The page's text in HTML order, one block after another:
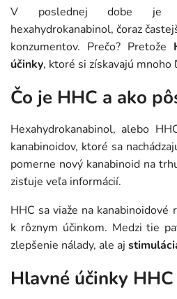
V poslednej dobe je
hexahydrokanabinol, čoraz
konzumentov. Prečo? Pretože
účinky, ktoré si získavajú mnoho
Čo je HHC a ako
Hexahydrokanabinol, alebo
kanabinoidov, ktoré sa
pomerne nový kanabinoid na
zisťuje veľa informácií.
HHC sa viaže na
k rôznym účinkom. Medzi tie
zlepšenie nálady, ale aj
Hlavné účinky HHC